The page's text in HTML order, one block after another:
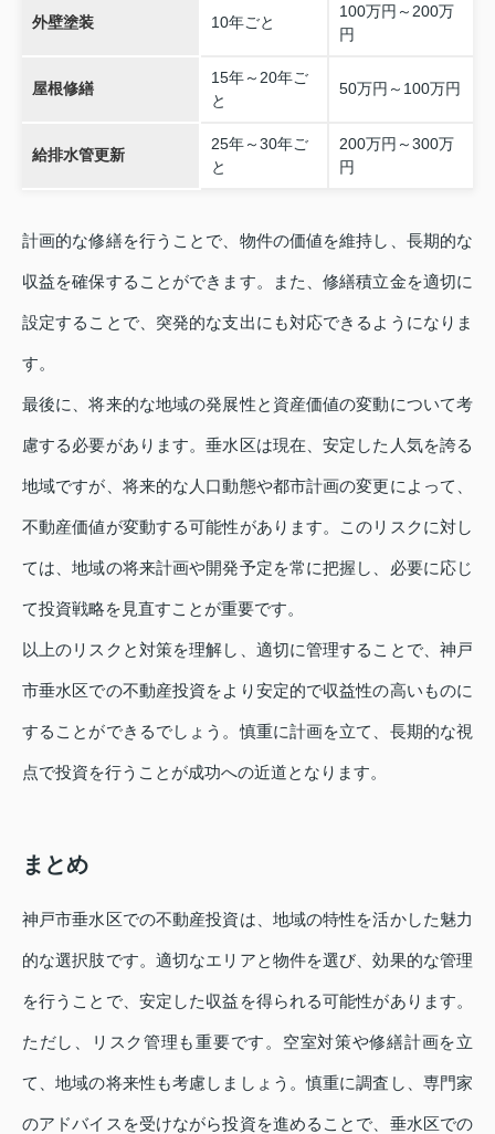
外壁塗装 10年ごと
100万円～200万
円
屋根修繕
15年～20年ご
と
50万円～100万円
給排水管更新
25年～30年ご
と
200万円～300万
円
計画的な修繕を行うことで、物件の価値を維持し、長期的な
収益を確保することができます。また、修繕積立金を適切に
設定することで、突発的な支出にも対応できるようになりま
す。
最後に、将来的な地域の発展性と資産価値の変動について考
慮する必要があります。垂水区は現在、安定した人気を誇る
地域ですが、将来的な人口動態や都市計画の変更によって、
不動産価値が変動する可能性があります。このリスクに対し
ては、地域の将来計画や開発予定を常に把握し、必要に応じ
て投資戦略を見直すことが重要です。
以上のリスクと対策を理解し、適切に管理することで、神戸
市垂水区での不動産投資をより安定的で収益性の高いものに
することができるでしょう。慎重に計画を立て、長期的な視
点で投資を行うことが成功への近道となります。
まとめ
神戸市垂水区での不動産投資は、地域の特性を活かした魅力
的な選択肢です。適切なエリアと物件を選び、効果的な管理
を行うことで、安定した収益を得られる可能性があります。
ただし、リスク管理も重要です。空室対策や修繕計画を立
て、地域の将来性も考慮しましょう。慎重に調査し、専門家
のアドバイスを受けながら投資を進めることで、垂水区での